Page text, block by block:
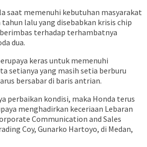
saat memenuhi kebutuhan masyarakat
lalu yang disebabkan krisis chip
terhadap terhambatnya
dua.
keras untuk memenuhi
setianya yang masih setia berburu
bersabar di baris antrian.
perbaikan kondisi, maka Honda terus
menghadirkan keceriaan Lebaran
Communication and Sales
Coy, Gunarko Hartoyo, di Medan,